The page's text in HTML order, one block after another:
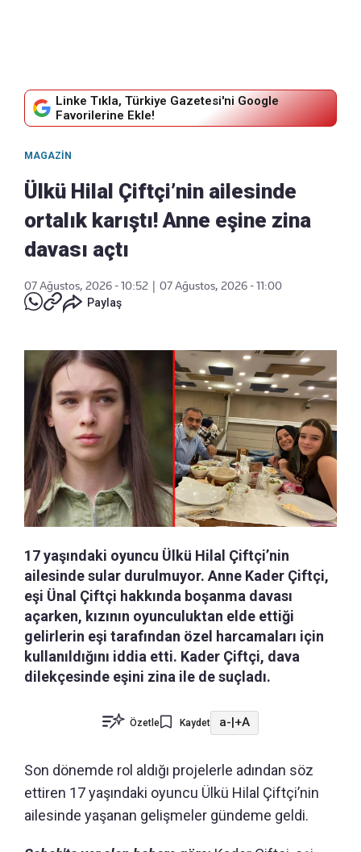
Linke Tıkla, Türkiye Gazetesi'ni Google
Favorilerine Ekle!
MAGAZIN
Ülkü Hilal Çiftçi’nin ailesinde
ortalık karıştı! Anne eşine zina
davası açtı
07 Ağustos, 2026 - 10:52
07 Ağustos, 2026 - 11:00
Paylaş
17 yaşındaki oyuncu Ülkü Hilal Çiftçi’nin
ailesinde sular durulmuyor. Anne Kader Çiftçi,
eşi Ünal Çiftçi hakkında boşanma davası
açarken, kızının oyunculuktan elde ettiği
gelirlerin eşi tarafından özel harcamaları için
kullanıldığını iddia etti. Kader Çiftçi, dava
dilekçesinde eşini zina ile de suçladı.
Özetle Kaydet a-|+A
Son dönemde rol aldığı projelerle adından söz
ettiren 17 yaşındaki oyuncu Ülkü Hilal Çiftçi’nin
ailesinde yaşanan gelişmeler gündeme geldi.